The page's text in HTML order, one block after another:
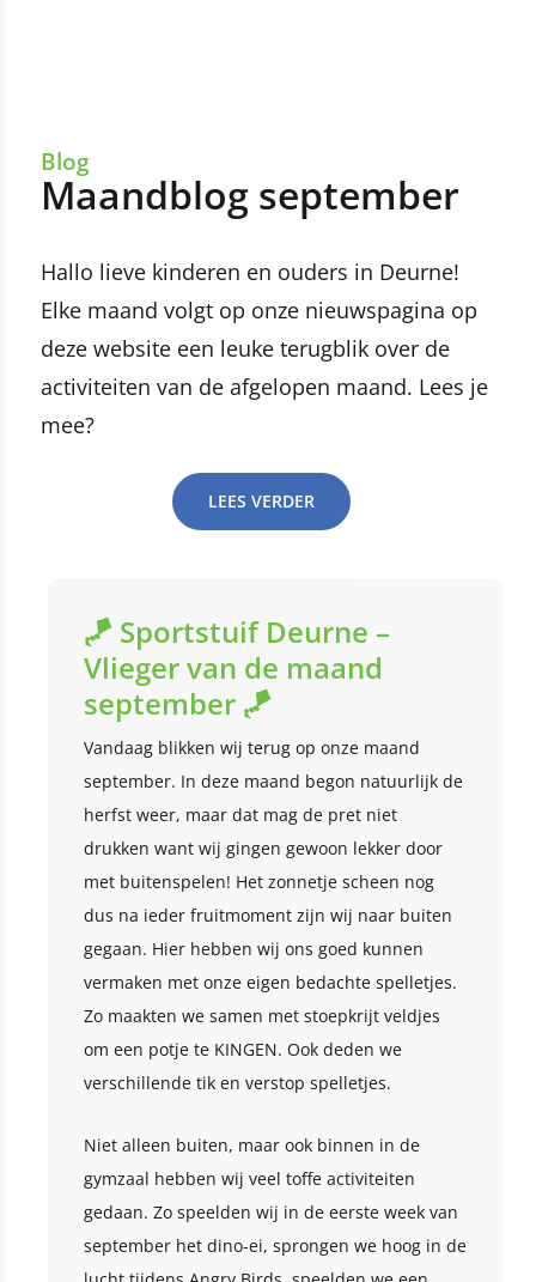
Blog
Maandblog september
Hallo lieve kinderen en ouders in Deurne!
Elke maand volgt op onze nieuwspagina op
deze website een leuke terugblik over de
activiteiten van de afgelopen maand. Lees je
mee?
LEES VERDER
🪁 Sportstuif Deurne –
Vlieger van de maand
september 🪁
Vandaag blikken wij terug op onze maand
september. In deze maand begon natuurlijk de
herfst weer, maar dat mag de pret niet
drukken want wij gingen gewoon lekker door
met buitenspelen! Het zonnetje scheen nog
dus na ieder fruitmoment zijn wij naar buiten
gegaan. Hier hebben wij ons goed kunnen
vermaken met onze eigen bedachte spelletjes.
Zo maakten we samen met stoepkrijt veldjes
om een potje te KINGEN. Ook deden we
verschillende tik en verstop spelletjes.
Niet alleen buiten, maar ook binnen in de
gymzaal hebben wij veel toffe activiteiten
gedaan. Zo speelden wij in de eerste week van
september het dino-ei, sprongen we hoog in de